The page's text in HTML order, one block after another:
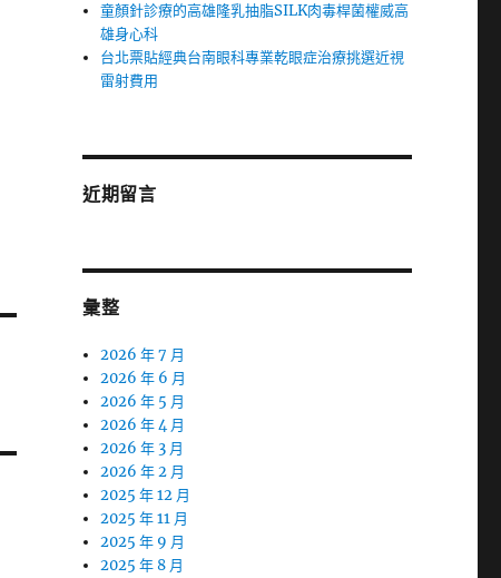
童顏針診療的高雄隆乳抽脂SILK肉毒桿菌權威高
雄身心科
台北票貼經典台南眼科專業乾眼症治療挑選近視
雷射費用
近期留言
彙整
2026 年 7 月
2026 年 6 月
2026 年 5 月
2026 年 4 月
2026 年 3 月
2026 年 2 月
2025 年 12 月
2025 年 11 月
2025 年 9 月
2025 年 8 月